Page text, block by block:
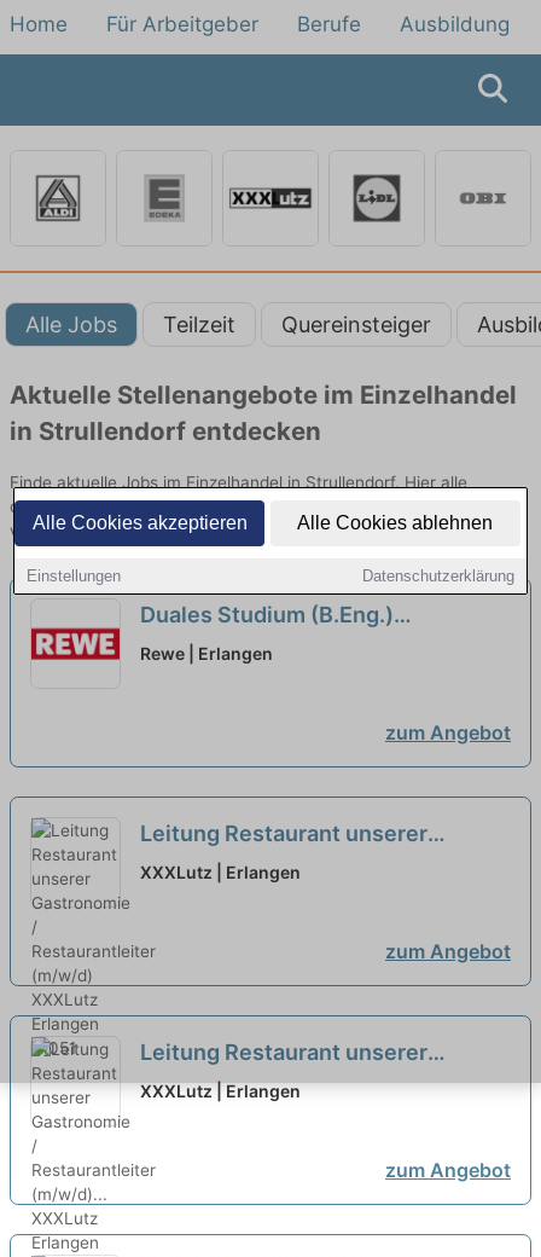
Alle Cookies akzeptieren Alle Cookies ablehnen
Einstellungen Datenschutzerklärung
Home Für Arbeitgeber Berufe Ausbildung
Alle Jobs Teilzeit Quereinsteiger
Aktuelle Stellenangebote im Einzelhandel
in Strullendorf entdecken
Finde aktuelle Jobs im Einzelhandel in Strullendorf. Hier alle
offenen Stellenangebote im Verkauf, Vertrieb und Handel
vergleichen.
Duales Studium (B.Eng.)
Wirtschaftsingenieurwesen,
Rewe | Erlangen
zum Angebot
Leitung Restaurant unserer
Gastronomie / Restaurantleiter
XXXLutz | Erlangen
zum Angebot
Leitung Restaurant unserer
Gastronomie / Restaurantleiter
XXXLutz | Erlangen
zum Angebot